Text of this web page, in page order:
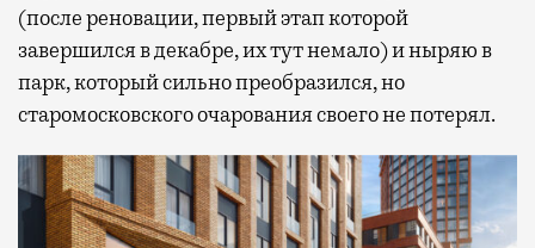
(после реновации, первый этап которой
завершился в декабре, их тут немало) и ныряю в
парк, который сильно преобразился, но
старомосковского очарования своего не потерял.